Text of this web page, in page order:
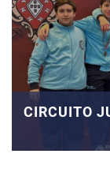
CIRCUITO